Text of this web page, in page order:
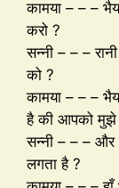
कामया – – –
करो ?
सन्नी – – –
को ?
कामया – – –
है की आपको मुझे
सन्नी – – – और
लगता है ?